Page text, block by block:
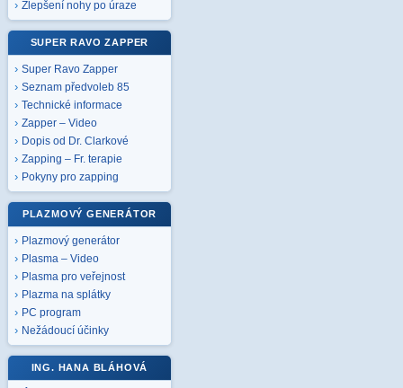
Zlepšení nohy po úraze
SUPER RAVO ZAPPER
Super Ravo Zapper
Seznam předvoleb 85
Technické informace
Zapper – Video
Dopis od Dr. Clarkové
Zapping – Fr. terapie
Pokyny pro zapping
PLAZMOVÝ GENERÁTOR
Plazmový generátor
Plasma – Video
Plasma pro veřejnost
Plazma na splátky
PC program
Nežádoucí účinky
ING. HANA BLÁHOVÁ